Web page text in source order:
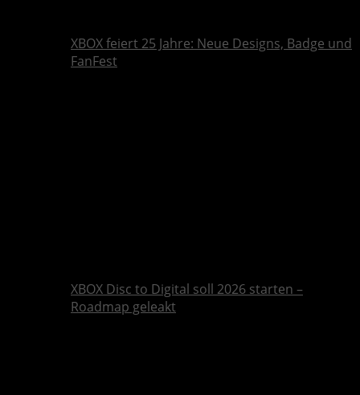
XBOX feiert 25 Jahre: Neue Designs, Badge und
FanFest
XBOX Disc to Digital soll 2026 starten –
Roadmap geleakt